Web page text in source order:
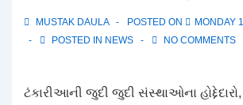
MUSTAK DAULA POSTED ON
MONDAY
POSTED IN NEWS NO COMMENTS
ટંકારીઆની જુદી જુદી સંસ્થાઓના